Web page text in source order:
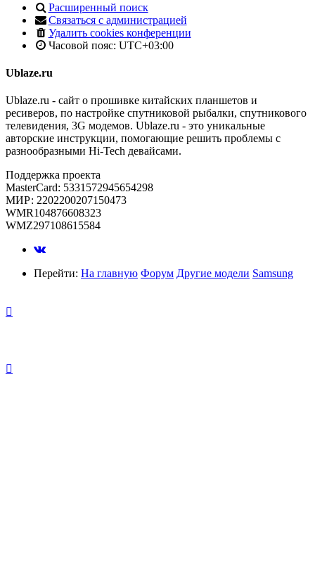
Расширенный поиск
Связаться с администрацией
Удалить cookies конференции
Часовой пояс: UTC+03:00
Ublaze.ru
Ublaze.ru - сайт о прошивке китайских планшетов и
ресиверов, по настройке спутниковой рыбалки, спутникового
телевидения, 3G модемов. Ublaze.ru - это уникальные
авторские инструкции, помогающие решить проблемы с
разнообразными Hi-Tech девайсами.
Поддержка проекта
MasterCard: 5331572945654298
МИР: 2202200207150473
WMR104876608323
WMZ297108615584
Перейти: На главную Форум Другие модели Samsung